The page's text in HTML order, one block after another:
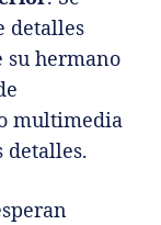
detalles
su hermano
multimedia
detalles.